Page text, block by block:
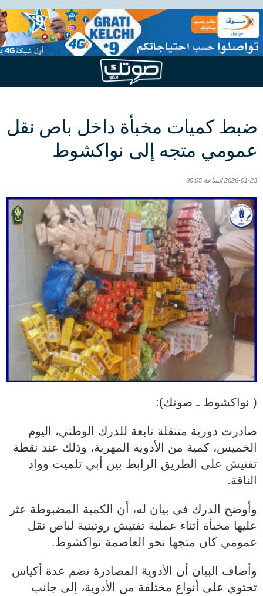
ضبط كميات مخبأة داخل باص نقل
عمومي متجه إلى نواكشوط
2026-01-23 الساعة 00:05
( نواكشوط ـ صوتك):
صادرت دورية متنقلة تابعة للدرك الوطني، اليوم
الخميس، كمية من الأدوية المهربة، وذلك عند نقطة
تفتيش على الطريق الرابط بين أبي تلميت وواد
الناقة.
وأوضح الدرك في بيان له، أن الكمية المضبوطة عثر
عليها مخبأة أثناء عملية تفتيش روتينية لباص نقل
عمومي كان متجها نحو العاصمة نواكشوط.
وأضاف البيان أن الأدوية المصادرة تضم عدة أكياس
تحتوي على أنواع مختلفة من الأدوية، إلى جانب